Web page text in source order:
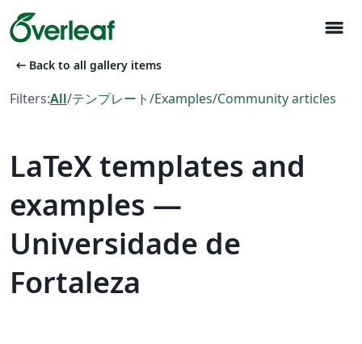
menu
arrow_left_alt Back to all gallery items
Filters:All/テンプレート/Examples/Community articles
LaTeX templates and
examples —
Universidade de
Fortaleza